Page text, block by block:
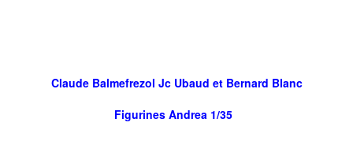
Claude Balmefrezol Jc Ubaud et Bernard Blanc
Figurines Andrea 1/35